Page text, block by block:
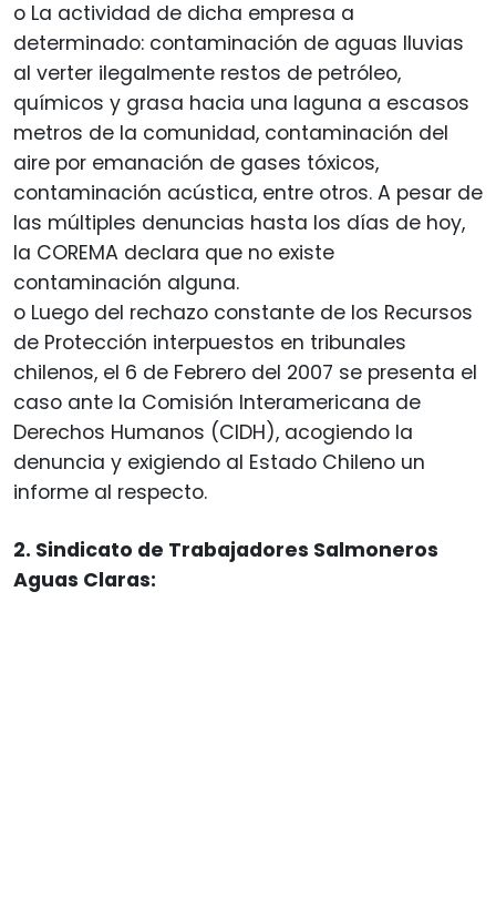
o La actividad de dicha empresa a
determinado: contaminación de aguas lluvias
al verter ilegalmente restos de petróleo,
químicos y grasa hacia una laguna a escasos
metros de la comunidad, contaminación del
aire por emanación de gases tóxicos,
contaminación acústica, entre otros. A pesar de
las múltiples denuncias hasta los días de hoy,
la COREMA declara que no existe
contaminación alguna.
o Luego del rechazo constante de los Recursos
de Protección interpuestos en tribunales
chilenos, el 6 de Febrero del 2007 se presenta el
caso ante la Comisión Interamericana de
Derechos Humanos (CIDH), acogiendo la
denuncia y exigiendo al Estado Chileno un
informe al respecto.
2. Sindicato de Trabajadores Salmoneros
Aguas Claras: